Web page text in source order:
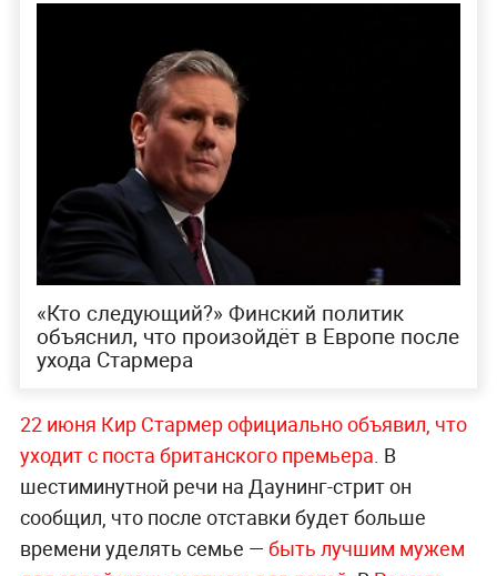
«Кто следующий?» Финский политик
объяснил, что произойдёт в Европе после
ухода Стармера
22 июня Кир Стармер официально объявил, что
уходит с поста британского премьера. В
шестиминутной речи на Даунинг-стрит он
сообщил, что после отставки будет больше
времени уделять семье — быть лучшим мужем